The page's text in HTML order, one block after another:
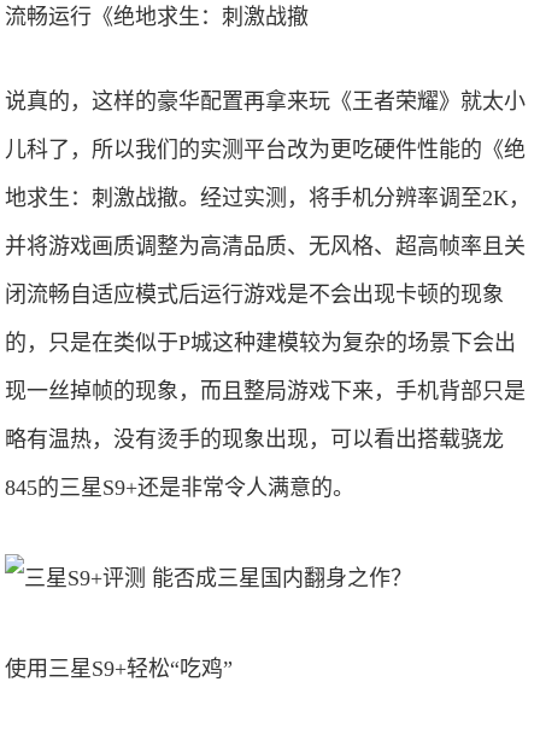
流畅运行《绝地求生：刺激战撤
说真的，这样的豪华配置再拿来玩《王者荣耀》就太小
儿科了，所以我们的实测平台改为更吃硬件性能的《绝
地求生：刺激战撤。经过实测，将手机分辨率调至2K，
并将游戏画质调整为高清品质、无风格、超高帧率且关
闭流畅自适应模式后运行游戏是不会出现卡顿的现象
的，只是在类似于P城这种建模较为复杂的场景下会出
现一丝掉帧的现象，而且整局游戏下来，手机背部只是
略有温热，没有烫手的现象出现，可以看出搭载骁龙
845的三星S9+还是非常令人满意的。
使用三星S9+轻松“吃鸡”